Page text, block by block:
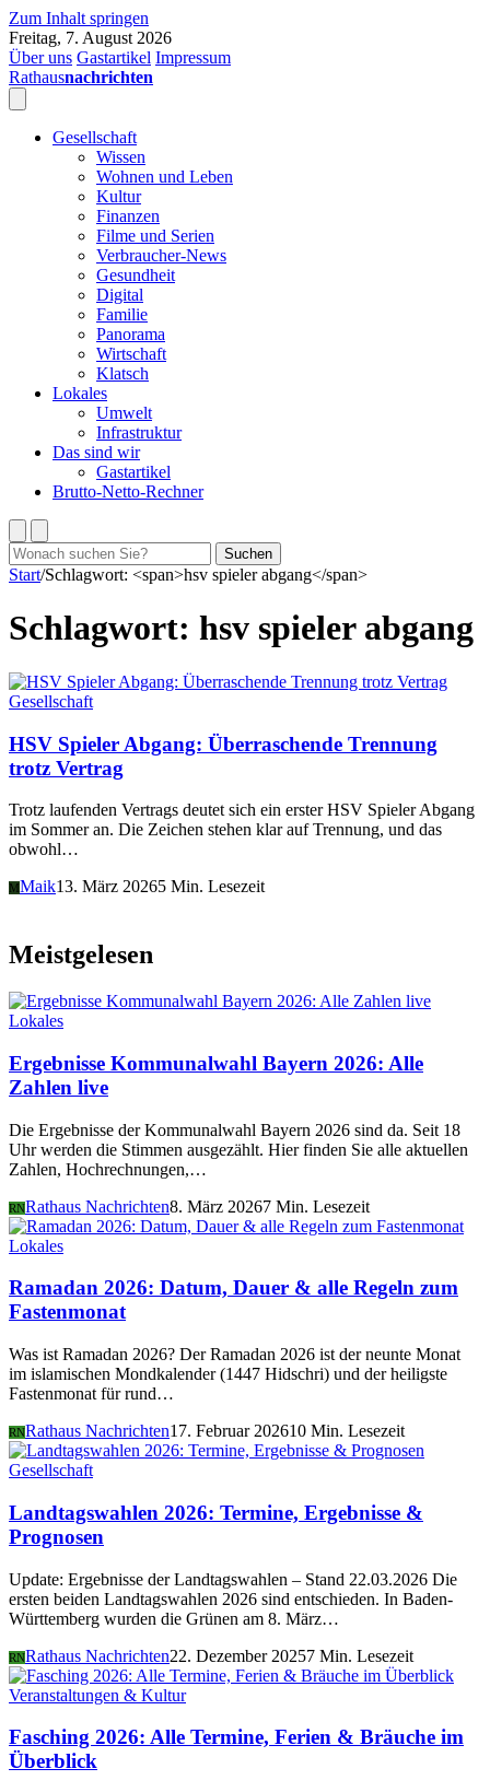
Zum Inhalt springen
Freitag, 7. August 2026
Über uns Gastartikel Impressum
Rathausnachrichten
Gesellschaft
Wissen
Wohnen und Leben
Kultur
Finanzen
Filme und Serien
Verbraucher-News
Gesundheit
Digital
Familie
Panorama
Wirtschaft
Klatsch
Lokales
Umwelt
Infrastruktur
Das sind wir
Gastartikel
Brutto-Netto-Rechner
Suchen
nach:
Suchen
Start/Schlagwort: <span>hsv spieler abgang</span>
Schlagwort: hsv spieler abgang
Gesellschaft
HSV Spieler Abgang: Überraschende Trennung
trotz Vertrag
Trotz laufenden Vertrags deutet sich ein erster HSV Spieler Abgang
im Sommer an. Die Zeichen stehen klar auf Trennung, und das
obwohl…
M Maik13. März 20265 Min. Lesezeit
Meistgelesen
Lokales
Ergebnisse Kommunalwahl Bayern 2026: Alle
Zahlen live
Die Ergebnisse der Kommunalwahl Bayern 2026 sind da. Seit 18
Uhr werden die Stimmen ausgezählt. Hier finden Sie alle aktuellen
Zahlen, Hochrechnungen,…
RNRathaus Nachrichten8. März 20267 Min. Lesezeit
Lokales
Ramadan 2026: Datum, Dauer & alle Regeln zum
Fastenmonat
Was ist Ramadan 2026? Der Ramadan 2026 ist der neunte Monat
im islamischen Mondkalender (1447 Hidschri) und der heiligste
Fastenmonat für rund…
RNRathaus Nachrichten17. Februar 202610 Min. Lesezeit
Gesellschaft
Landtagswahlen 2026: Termine, Ergebnisse &
Prognosen
Update: Ergebnisse der Landtagswahlen – Stand 22.03.2026 Die
ersten beiden Landtagswahlen 2026 sind entschieden. In Baden-
Württemberg wurden die Grünen am 8. März…
RNRathaus Nachrichten22. Dezember 20257 Min. Lesezeit
Veranstaltungen & Kultur
Fasching 2026: Alle Termine, Ferien & Bräuche im
Überblick